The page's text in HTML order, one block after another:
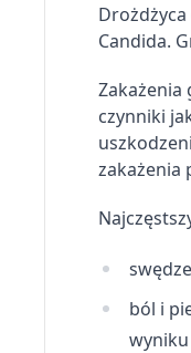
Candida.
czynniki
zakażenia
ból i